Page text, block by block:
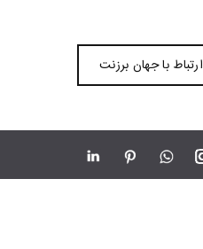
ارتباط با جهان برزنت